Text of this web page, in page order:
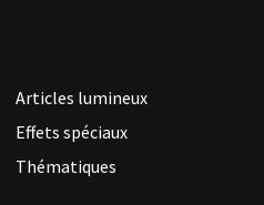
Articles lumineux
Effets spéciaux
Thématiques